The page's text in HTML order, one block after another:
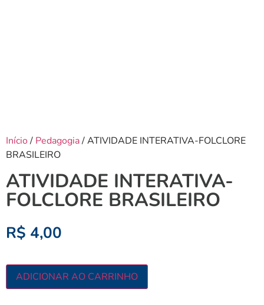
Início/ Pedagogia/ ATIVIDADE INTERATIVA-FOLCLORE
BRASILEIRO
ATIVIDADE INTERATIVA-
FOLCLORE BRASILEIRO
R$ 4,00
ADICIONAR AO CARRINHO